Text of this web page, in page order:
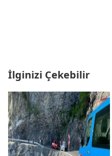
İlginizi Çekebilir